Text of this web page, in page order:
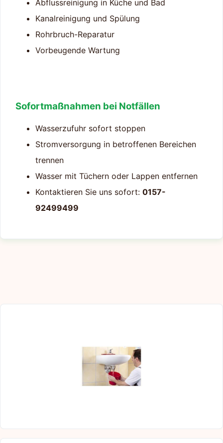
Abflussreinigung in Küche und Bad
Kanalreinigung und Spülung
Rohrbruch-Reparatur
Vorbeugende Wartung
Sofortmaßnahmen bei Notfällen
Wasserzufuhr sofort stoppen
Stromversorgung in betroffenen Bereichen
trennen
Wasser mit Tüchern oder Lappen entfernen
Kontaktieren Sie uns sofort: 0157-
92499499